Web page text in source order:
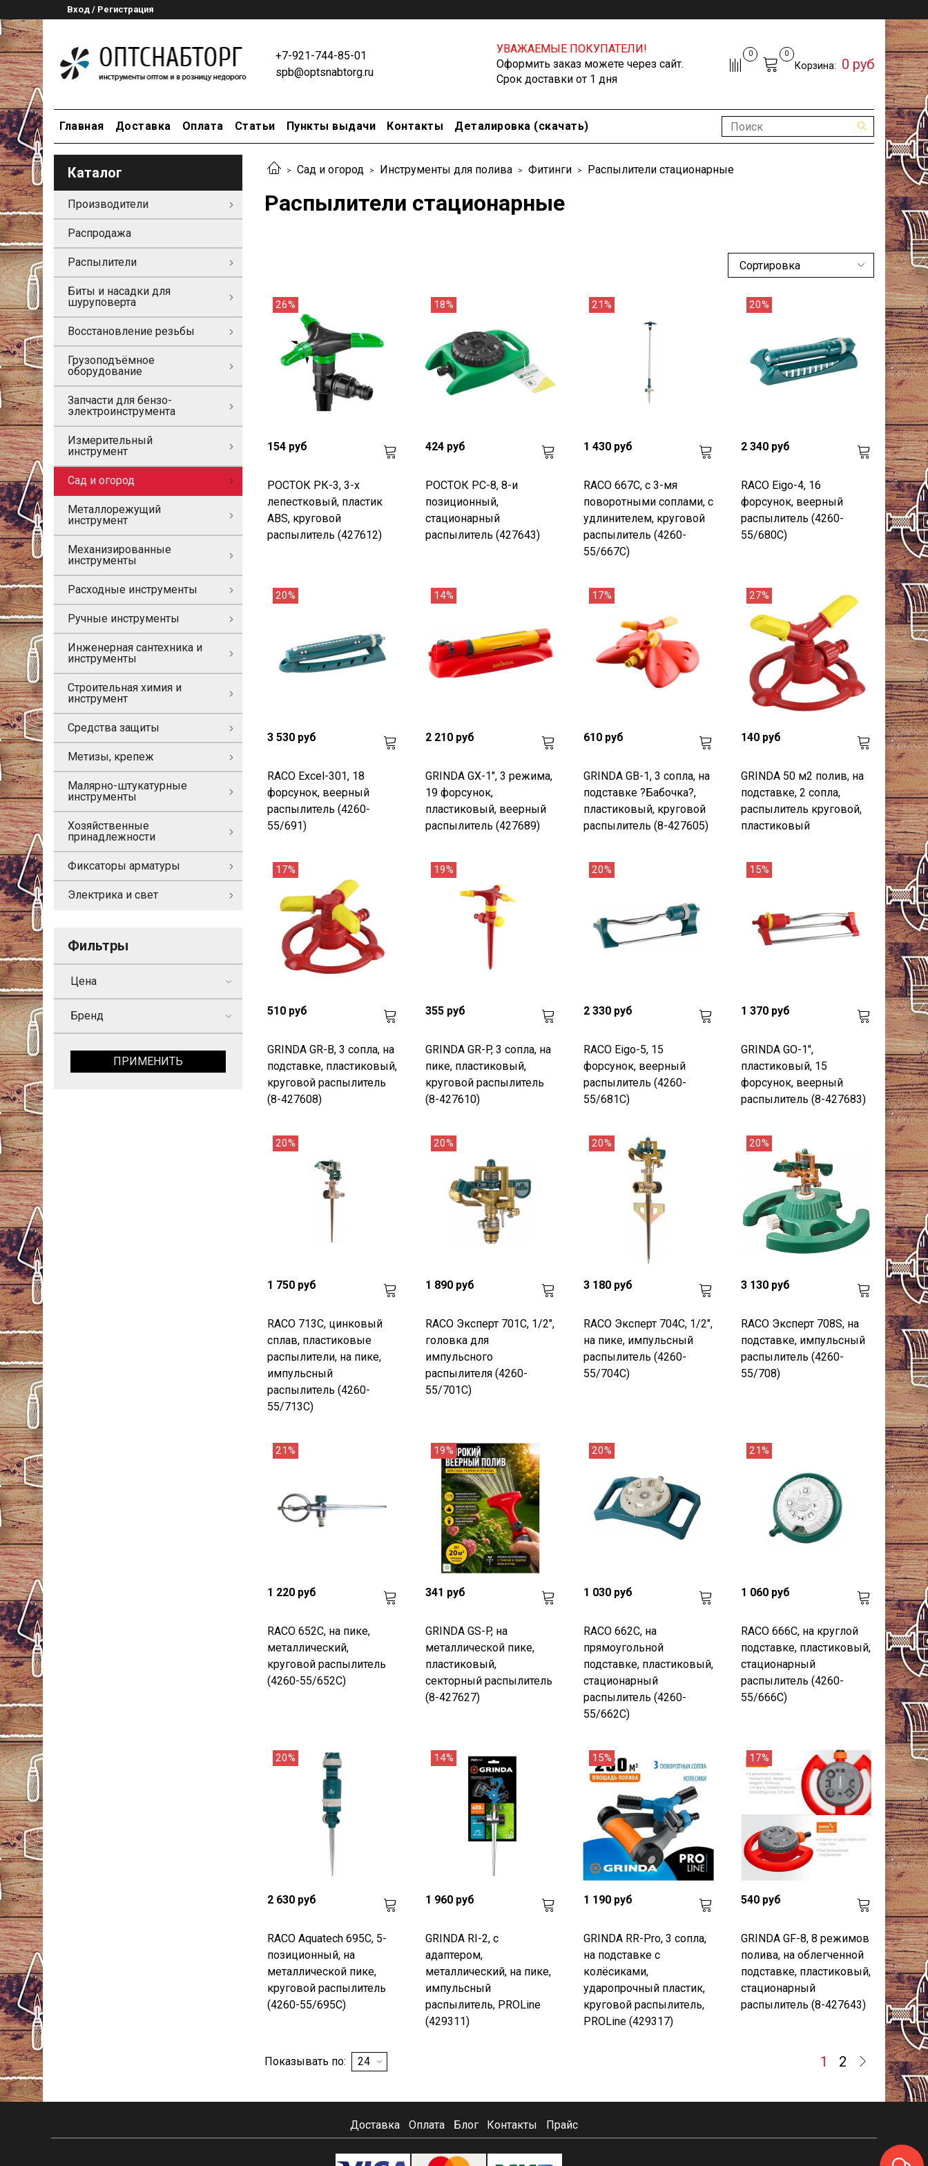
Вход / Регистрация
+7-921-744-85-01
spb@optsnabtorg.ru
УВАЖАЕМЫЕ ПОКУПАТЕЛИ!
Оформить заказ можете через сайт.
Срок доставки от 1 дня
0 0
Корзина: 0 руб
Главная Доставка Оплата Статьи Пункты выдачи Контакты Деталировка (скачать)
Сад и огород Инструменты для полива Фитинги Распылители стационарные
Распылители стационарные
26%
154 руб
РОСТОК РК-3, 3-х
лепестковый, пластик
ABS, круговой
распылитель (427612)
18%
424 руб
РОСТОК РС-8, 8-и
позиционный,
стационарный
распылитель (427643)
21%
1 430 руб
RACO 667C, с 3-мя
поворотными соплами, с
удлинителем, круговой
распылитель (4260-
55/667C)
20%
2 340 руб
RACO Eigo-4, 16
форсунок, веерный
распылитель (4260-
55/680C)
20%
3 530 руб
RACO Excel-301, 18
форсунок, веерный
распылитель (4260-
55/691)
14%
2 210 руб
GRINDA GX-1", 3 режима,
19 форсунок,
пластиковый, веерный
распылитель (427689)
17%
610 руб
GRINDA GB-1, 3 сопла, на
подставке ?Бабочка?,
пластиковый, круговой
распылитель (8-427605)
27%
140 руб
GRINDA 50 м2 полив, на
подставке, 2 сопла,
распылитель круговой,
пластиковый
17%
510 руб
GRINDA GR-B, 3 сопла, на
подставке, пластиковый,
круговой распылитель
(8-427608)
19%
355 руб
GRINDA GR-P, 3 сопла, на
пике, пластиковый,
круговой распылитель
(8-427610)
20%
2 330 руб
RACO Eigo-5, 15
форсунок, веерный
распылитель (4260-
55/681C)
15%
1 370 руб
GRINDA GO-1",
пластиковый, 15
форсунок, веерный
распылитель (8-427683)
20%
1 750 руб
RACO 713C, цинковый
сплав, пластиковые
распылители, на пике,
импульсный
распылитель (4260-
55/713C)
20%
1 890 руб
RACO Эксперт 701C, 1/2",
головка для
импульсного
распылителя (4260-
55/701C)
20%
3 180 руб
RACO Эксперт 704C, 1/2",
на пике, импульсный
распылитель (4260-
55/704C)
20%
3 130 руб
RACO Эксперт 708S, на
подставке, импульсный
распылитель (4260-
55/708)
21%
1 220 руб
RACO 652C, на пике,
металлический,
круговой распылитель
(4260-55/652C)
19%
341 руб
GRINDA GS-P, на
металлической пике,
пластиковый,
секторный распылитель
(8-427627)
20%
1 030 руб
RACO 662C, на
прямоугольной
подставке, пластиковый,
стационарный
распылитель (4260-
55/662C)
21%
1 060 руб
RACO 666C, на круглой
подставке, пластиковый,
cтационарный
распылитель (4260-
55/666C)
20%
2 630 руб
RACO Aquatech 695C, 5-
позиционный, на
металлической пике,
круговой распылитель
(4260-55/695C)
14%
1 960 руб
GRINDA RI-2, с
адаптером,
металлический, на пике,
импульсный
распылитель, PROLine
(429311)
15%
1 190 руб
GRINDA RR-Pro, 3 сопла,
на подставке с
колёсиками,
ударопрочный пластик,
круговой распылитель,
PROLine (429317)
17%
540 руб
GRINDA GF-8, 8 режимов
полива, на облегченной
подставке, пластиковый,
стационарный
распылитель (8-427643)
Показывать по: 1 2
Каталог
Производители
Распродажа
Распылители
Биты и насадки для
шуруповерта
Восстановление резьбы
Грузоподъёмное
оборудование
Запчасти для бензо-
электроинструмента
Измерительный
инструмент
Сад и огород
Металлорежущий
инструмент
Механизированные
инструменты
Расходные инструменты
Ручные инструменты
Инженерная сантехника и
инструменты
Строительная химия и
инструмент
Средства защиты
Метизы, крепеж
Малярно-штукатурные
инструменты
Хозяйственные
принадлежности
Фиксаторы арматуры
Электрика и свет
Фильтры
Цена
Бренд
ПРИМЕНИТЬ
Доставка Оплата Блог Контакты Прайс